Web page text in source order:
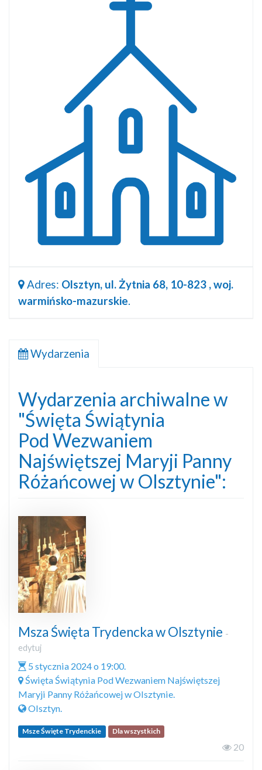
Adres: Olsztyn, ul. Żytnia 68, 10-823 , woj.
warmińsko-mazurskie.
Wydarzenia
Wydarzenia archiwalne w
"Święta Świątynia
Pod Wezwaniem
Najświętszej Maryji Panny
Różańcowej w Olsztynie":
Msza Święta Trydencka w Olsztynie -
edytuj
5 stycznia 2024 o 19:00.
Święta Świątynia Pod Wezwaniem Najświętszej
Maryji Panny Różańcowej w Olsztynie.
Olsztyn.
Msze Święte Trydenckie Dla wszystkich
20